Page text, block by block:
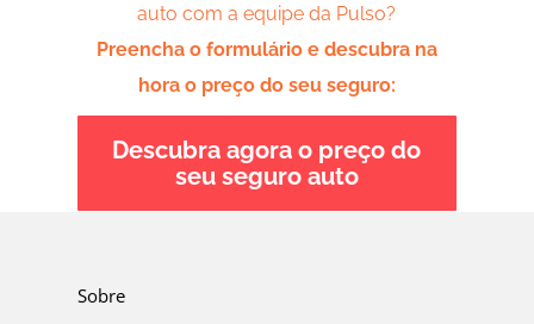
auto com a equipe da Pulso?
Preencha o formulário e descubra na
hora o preço do seu seguro:
Descubra agora o preço do
seu seguro auto
Sobre